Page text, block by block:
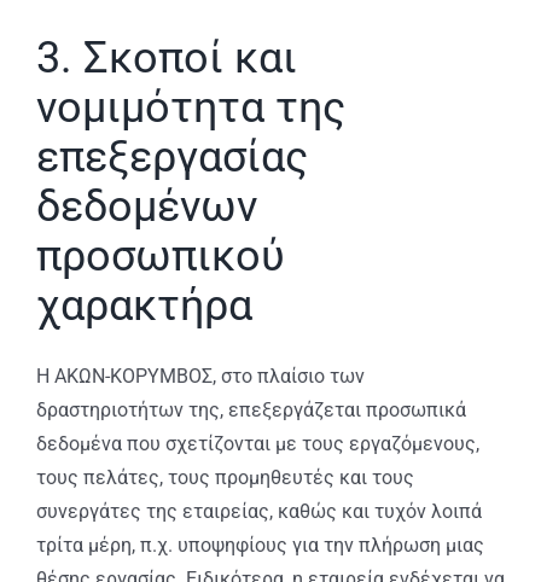
3. Σκοποί και
νομιμότητα της
επεξεργασίας
δεδομένων
προσωπικού
χαρακτήρα
H ΑΚΩΝ-ΚΟΡΥΜΒΟΣ, στο πλαίσιο των
δραστηριοτήτων της, επεξεργάζεται προσωπικά
δεδομένα που σχετίζονται με τους εργαζόμενους,
τους πελάτες, τους προμηθευτές και τους
συνεργάτες της εταιρείας, καθώς και τυχόν λοιπά
τρίτα μέρη, π.χ. υποψηφίους για την πλήρωση μιας